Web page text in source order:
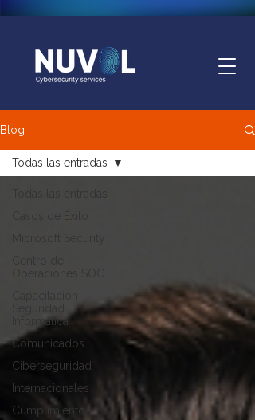
Blog
Informática
Comunicados
Ciberseguridad
Internacionales
Cumplimiento
Todas las entradas